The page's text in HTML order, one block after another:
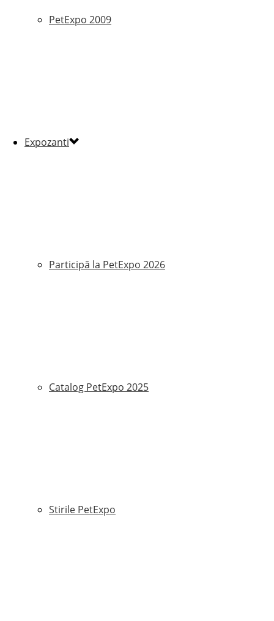
PetExpo 2009
Expozanti
Participă la PetExpo 2026
Catalog PetExpo 2025
Stirile PetExpo